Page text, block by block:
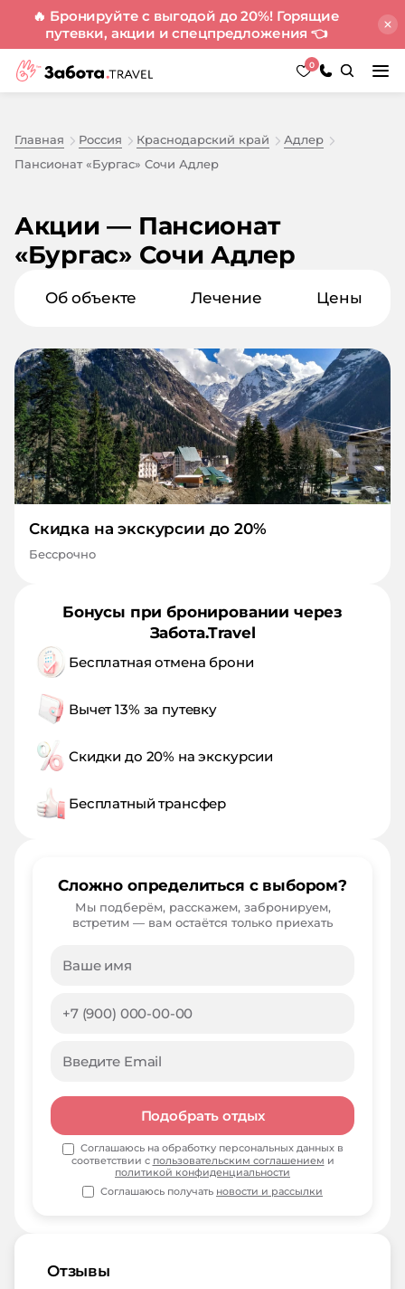
🔥 Бронируйте с выгодой до 20%! Горящие
путевки, акции и спецпредложения 👈
0
Главная Россия Краснодарский край
Адлер
Пансионат «Бургас» Сочи Адлер
Акции — Пансионат
«Бургас» Сочи Адлер
Об объекте Лечение Цены
Отзывы
Скидка на экскурсии до 20%
Бессрочно
Бонусы при бронировании через
Забота.Travel
Бесплатная отмена брони
Вычет 13% за путевку
Скидки до 20% на экскурсии
Бесплатный трансфер
Сложно определиться с выбором?
Мы подберём, расскажем, забронируем,
встретим — вам остаётся только приехать
Подобрать отдых
Соглашаюсь на обработку персональных данных в
соответствии с пользовательским соглашением и
политикой конфиденциальности
Соглашаюсь получать новости и рассылки